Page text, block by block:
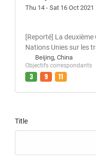
Thu 14 - Sat 16 Oct 2021
[Reporté] La
Nations Unies sur les
Beijing, China
Objectifs correspondants
3 9 11
Title